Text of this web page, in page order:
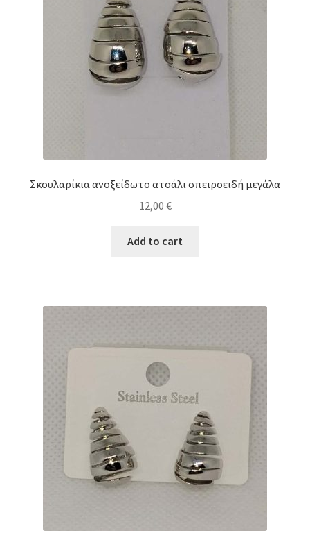
Σκουλαρίκια ανοξείδωτο ατσάλι σπειροειδή μεγάλα
12,00 €
Add to cart